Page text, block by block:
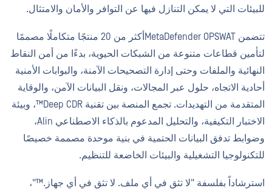
للبيئات التي لا يمكن التنازل فيها عن التوافر والأمان والامتثال.
تتضمن MetaDefender OPSWATأكثر من 20 منتجًا متكاملًا مصممًا
لتأمين قطاعات متنوعة من الشبكات الحيوية، بدءًا من أمن النقاط
النهائية والملفات وحتى إدارة التصحيحات الآمنة، والبوابات الأمنية
أحادية الاتجاه، حلول عبر المجالات، ونقل البيانات الآمن، والوقاية
المتقدمة من التهديدات. تجمع المنصة بين تقنية Deep CDR™، وبيئة
الاختبار التكيفية، والتحليل المدعوم بالذكاء الاصطناعي Alin،
وضوابط تدفق البيانات الحتمية في بنية موحدة مصممة خصيصًا
للتكنولوجيا التشغيلية والبيئات الخاضعة للتنظيم.
استرشاداً بفلسفة "لا تثق في أي ملف. لا تثق في أي جهاز.™"،